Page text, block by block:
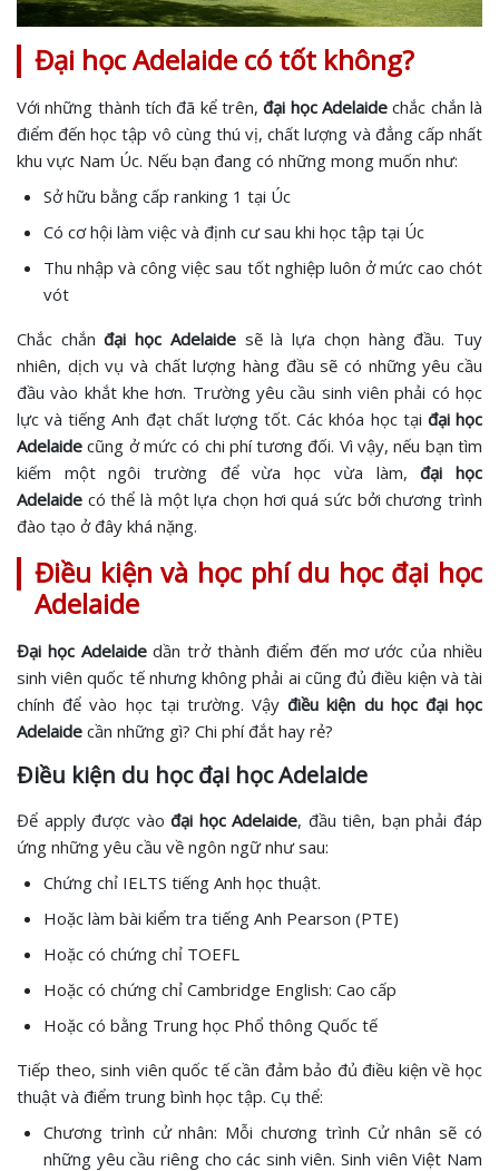
Đại học Adelaide có tốt không?
Với những thành tích đã kể trên,đại học Adelaide chắc chắn là
điểm đến học tập vô cùng thú vị, chất lượng và đẳng cấp nhất
khu vực Nam Úc. Nếu bạn đang có những mong muốn như:
Sở hữu bằng cấp ranking 1 tại Úc
Có cơ hội làm việc và định cư sau khi học tập tại Úc
Thu nhập và công việc sau tốt nghiệp luôn ở mức cao chót
vót
Chắc chắn đại học Adelaidesẽ là lựa chọn hàng đầu. Tuy
nhiên, dịch vụ và chất lượng hàng đầu sẽ có những yêu cầu
đầu vào khắt khe hơn. Trường yêu cầu sinh viên phải có học
lực và tiếng Anh đạt chất lượng tốt. Các khóa học tại đại học
Adelaide cũng ở mức có chi phí tương đối. Vì vậy, nếu bạn tìm
kiếm một ngôi trường để vừa học vừa làm,đại học
Adelaide có thể là một lựa chọn hơi quá sức bởi chương trình
đào tạo ở đây khá nặng.
Điều kiện và học phí du học đại học
Adelaide
Đại học Adelaidedần trở thành điểm đến mơ ước của nhiều
sinh viên quốc tế nhưng không phải ai cũng đủ điều kiện và tài
chính để vào học tại trường. Vậy điều kiện du học đại học
Adelaide cần những gì? Chi phí đắt hay rẻ?
Điều kiện du học đại học Adelaide
Để apply được vào đại học Adelaide, đầu tiên, bạn phải đáp
ứng những yêu cầu về ngôn ngữ như sau:
Chứng chỉ IELTS tiếng Anh học thuật.
Hoặc làm bài kiểm tra tiếng Anh Pearson (PTE)
Hoặc có chứng chỉ TOEFL
Hoặc có chứng chỉ Cambridge English: Cao cấp
Hoặc có bằng Trung học Phổ thông Quốc tế
Tiếp theo, sinh viên quốc tế cần đảm bảo đủ điều kiện về học
thuật và điểm trung bình học tập. Cụ thể:
Chương trình cử nhân: Mỗi chương trình Cử nhân sẽ có
những yêu cầu riêng cho các sinh viên. Sinh viên Việt Nam